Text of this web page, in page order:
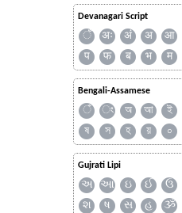
Devanagari Script
ँ अः अं अ आ
प
फ ब भ म
Bengali-Assamese
ঁ ং অ আ ই
ষ
স হ য় ০
Gujrati Lipi
અ આ ઇ ઈ ઉ
શ
ષ સ હ ૐ